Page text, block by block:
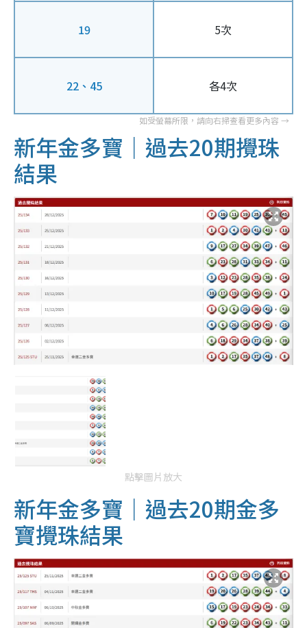
19 5次
22、45 各4次
新年金多寶｜過去20期攪珠
結果
點擊圖片放大
新年金多寶｜過去20期金多
寶攪珠結果